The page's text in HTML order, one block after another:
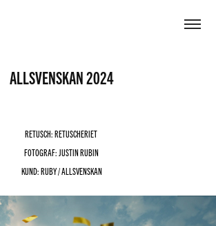
ALLSVENSKAN 2024
RETUSCH: RETUSCHERIET
FOTOGRAF: JUSTIN RUBIN
KUND: RUBY / ALLSVENSKAN